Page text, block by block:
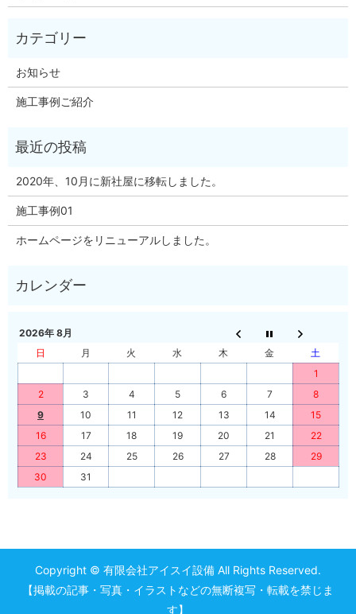
お知らせ
施工事例ご紹介
2020年、10月に新社屋に移転しました。
施工事例01
ホームページをリニューアルしました。
2026年 8月
日
月 火 水 木 金
土
1
2
3 4 5 6 7
8
9
10 11 12 13 14
15
16
17 18 19 20 21
22
23
24 25 26 27 28
29
30
31
Copyright © 有限会社アイスイ設備 All Rights Reserved.
【掲載の記事・写真・イラストなどの無断複写・転載を禁じま
す】